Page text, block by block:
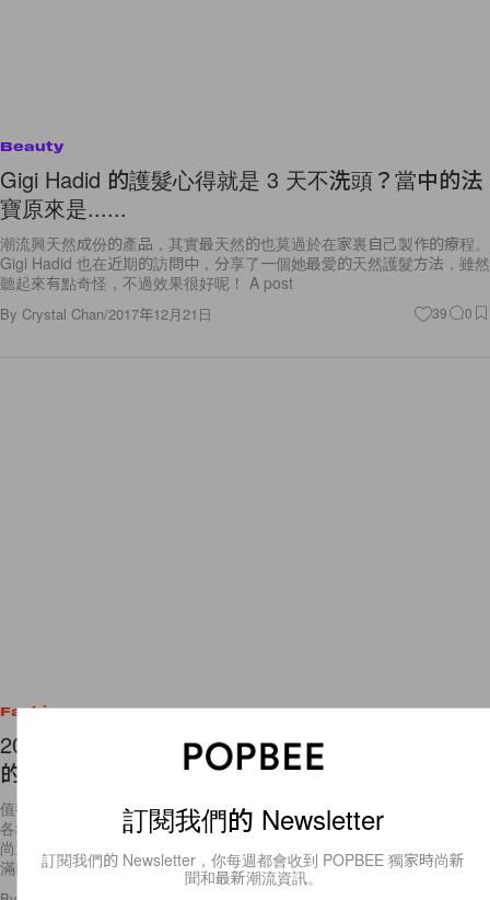
Gigi Hadid 的護髮心得就是 3 天不洗頭？當中的法
寶原來是......
潮流興天然成份的產品，其實最天然的也莫過於在家裏自己製作的療程。
聽起來有點奇怪，不過效果很好呢！ A post
ByCrystal Chan/ 2017年12月21日
2017 街頭時尚𣊬間大集合：值得你來年一再參考
的 50 個街拍造型！
值得女生參考的時尚造型，除了出現在各大品牌的天橋上，還出現在世界
尚達人的街拍穿搭更加「貼地」，因此也更具參考價值，為我們提供了滿
滿的穿搭
By Angel Fong/2017年12月21日 8
訂閱我們的 Newsletter
訂閱我們的 Newsletter，你每週都會收到 POPBEE 獨家時尚新
聞和最新潮流資訊。